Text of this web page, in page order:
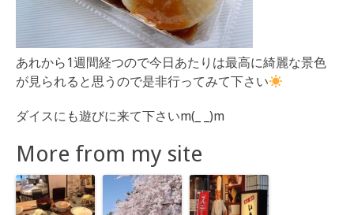
あれから1週間経つので今日あたりは最高に綺麗な景色
が見られると思うので是非行ってみて下さい
ダイスにも遊びに来て下さいm(_ _)m
More from my site